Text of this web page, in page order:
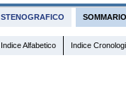
STENOGRAFICO SOMMARIO
Indice Alfabetico Indice